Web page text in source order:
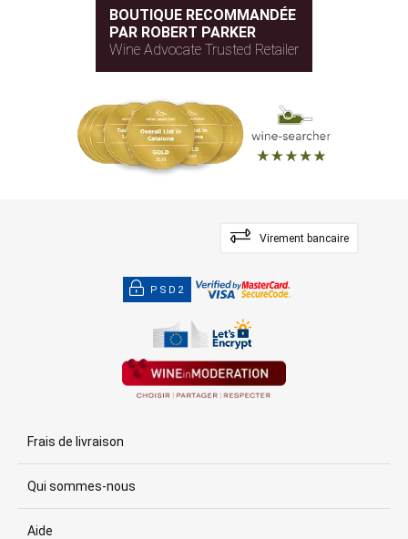
BOUTIQUE RECOMMANDÉE
PAR ROBERT PARKER
Wine Advocate Trusted Retailer
Virement bancaire
PSD2
Frais de livraison
Qui sommes-nous
Aide